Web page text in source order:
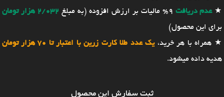
★عدم دریافت 9% مالیات بر ارزش افزوده (به مبلغ
2/032 هزار تومان
برای این محصول)
★ همراه با هر خرید،یک عدد طلا کارت زرین با اعتبار تا 70 هزار تومان
هدیه داده میشود.
ثبت سفارش این محصول